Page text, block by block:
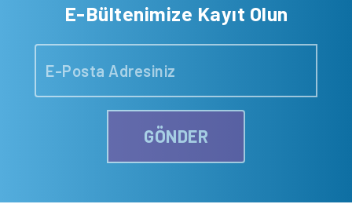
E-Bültenimize Kayıt Olun
GÖNDER